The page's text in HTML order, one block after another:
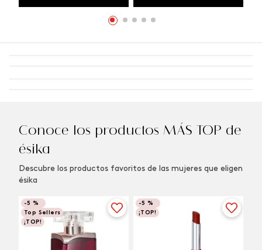
Conoce los productos MÁS TOP de
ésika
Descubre los productos favoritos de las mujeres que eligen
ésika
-5 %
Top Sellers
¡TOP!
-5 %
¡TOP!